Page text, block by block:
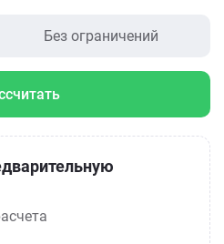
Без ограничений